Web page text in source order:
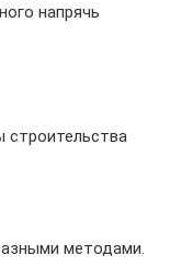
напрячь
строительства
методами.